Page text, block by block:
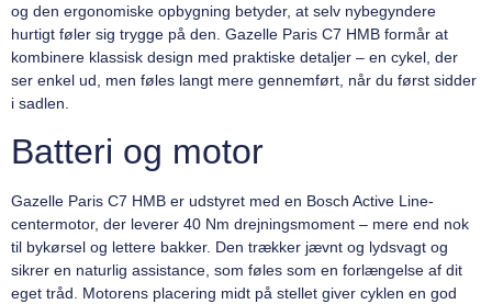
og den ergonomiske opbygning betyder, at selv nybegyndere
hurtigt føler sig trygge på den. Gazelle Paris C7 HMB formår at
kombinere klassisk design med praktiske detaljer – en cykel, der
ser enkel ud, men føles langt mere gennemført, når du først sidder
i sadlen.
Batteri og motor
Gazelle Paris C7 HMB er udstyret med en Bosch Active Line-
centermotor, der leverer 40 Nm drejningsmoment – mere end nok
til bykørsel og lettere bakker. Den trækker jævnt og lydsvagt og
sikrer en naturlig assistance, som føles som en forlængelse af dit
eget tråd. Motorens placering midt på stellet giver cyklen en god